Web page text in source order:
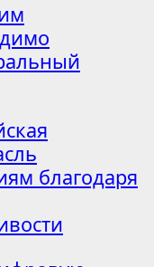
благодаря